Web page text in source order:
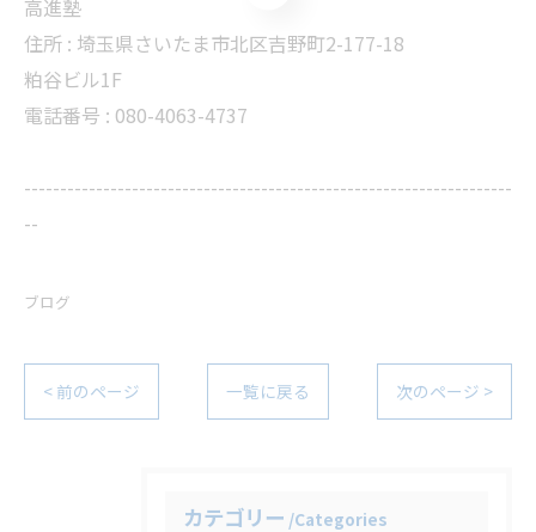
高進塾
住所 : 埼玉県さいたま市北区吉野町2-177-18
粕谷ビル1F
電話番号 : 080-4063-4737
--------------------------------------------------------------------
--
ブログ
< 前のページ 一覧に戻る 次のページ >
カテゴリー Categories